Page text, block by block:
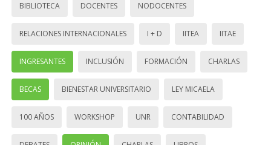
BIBLIOTECA DOCENTES NODOCENTES
RELACIONES INTERNACIONALES I + D IITEA IITAE
INGRESANTES INCLUSIÓN FORMACIÓN CHARLAS
BECAS BIENESTAR UNIVERSITARIO LEY MICAELA
100 AÑOS WORKSHOP UNR CONTABILIDAD